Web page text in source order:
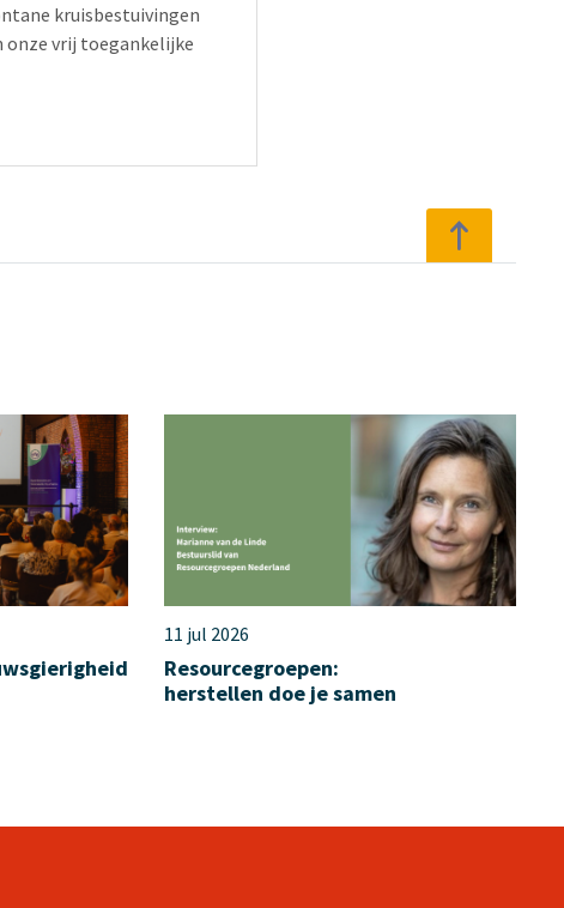
kruisbestuivingen
onze vrij toegankelijke
11 jul 2026
Resourcegroepen:
herstellen doe je samen